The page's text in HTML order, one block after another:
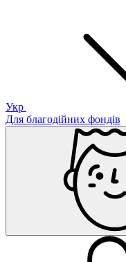
Укр
Для благодійних фондів